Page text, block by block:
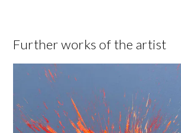
Further works of the artist